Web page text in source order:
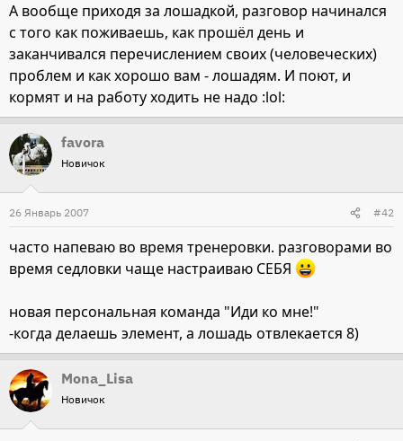
А вообще приходя за лошадкой, разговор начинался
с того как поживаешь, как прошёл день и
заканчивался перечислением своих (человеческих)
проблем и как хорошо вам - лошадям. И поют, и
кормят и на работу ходить не надо :lol:
favora
Новичок
26 Январь 2007 #42
часто напеваю во время тренеровки. разговорами во
время седловки чаще настраиваю СЕБЯ
новая персональная команда "Иди ко мне!"
-когда делаешь элемент, а лошадь отвлекается 8)
Mona_Lisa
Новичок